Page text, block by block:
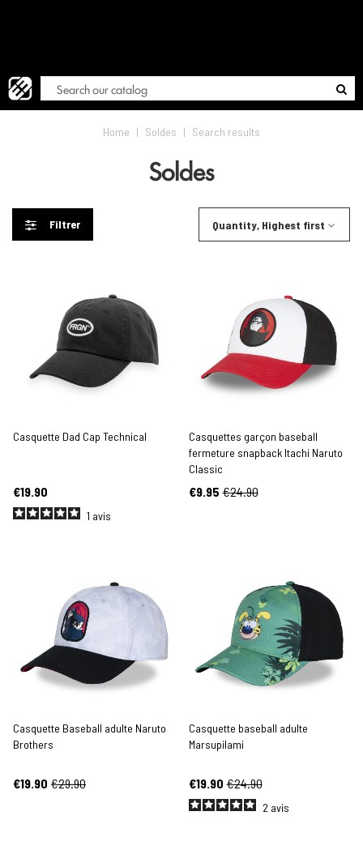
Home | Soldes | Search results
Soldes
Filtrer Quantity, Highest first
Casquette Dad Cap Technical
€19.90
1 avis
Casquettes garçon baseball
fermeture snapback Itachi Naruto
Classic
€9.95 €24.90
Casquette Baseball adulte Naruto
Brothers
€19.90 €29.90
Casquette baseball adulte
Marsupilami
€19.90 €24.90
2 avis